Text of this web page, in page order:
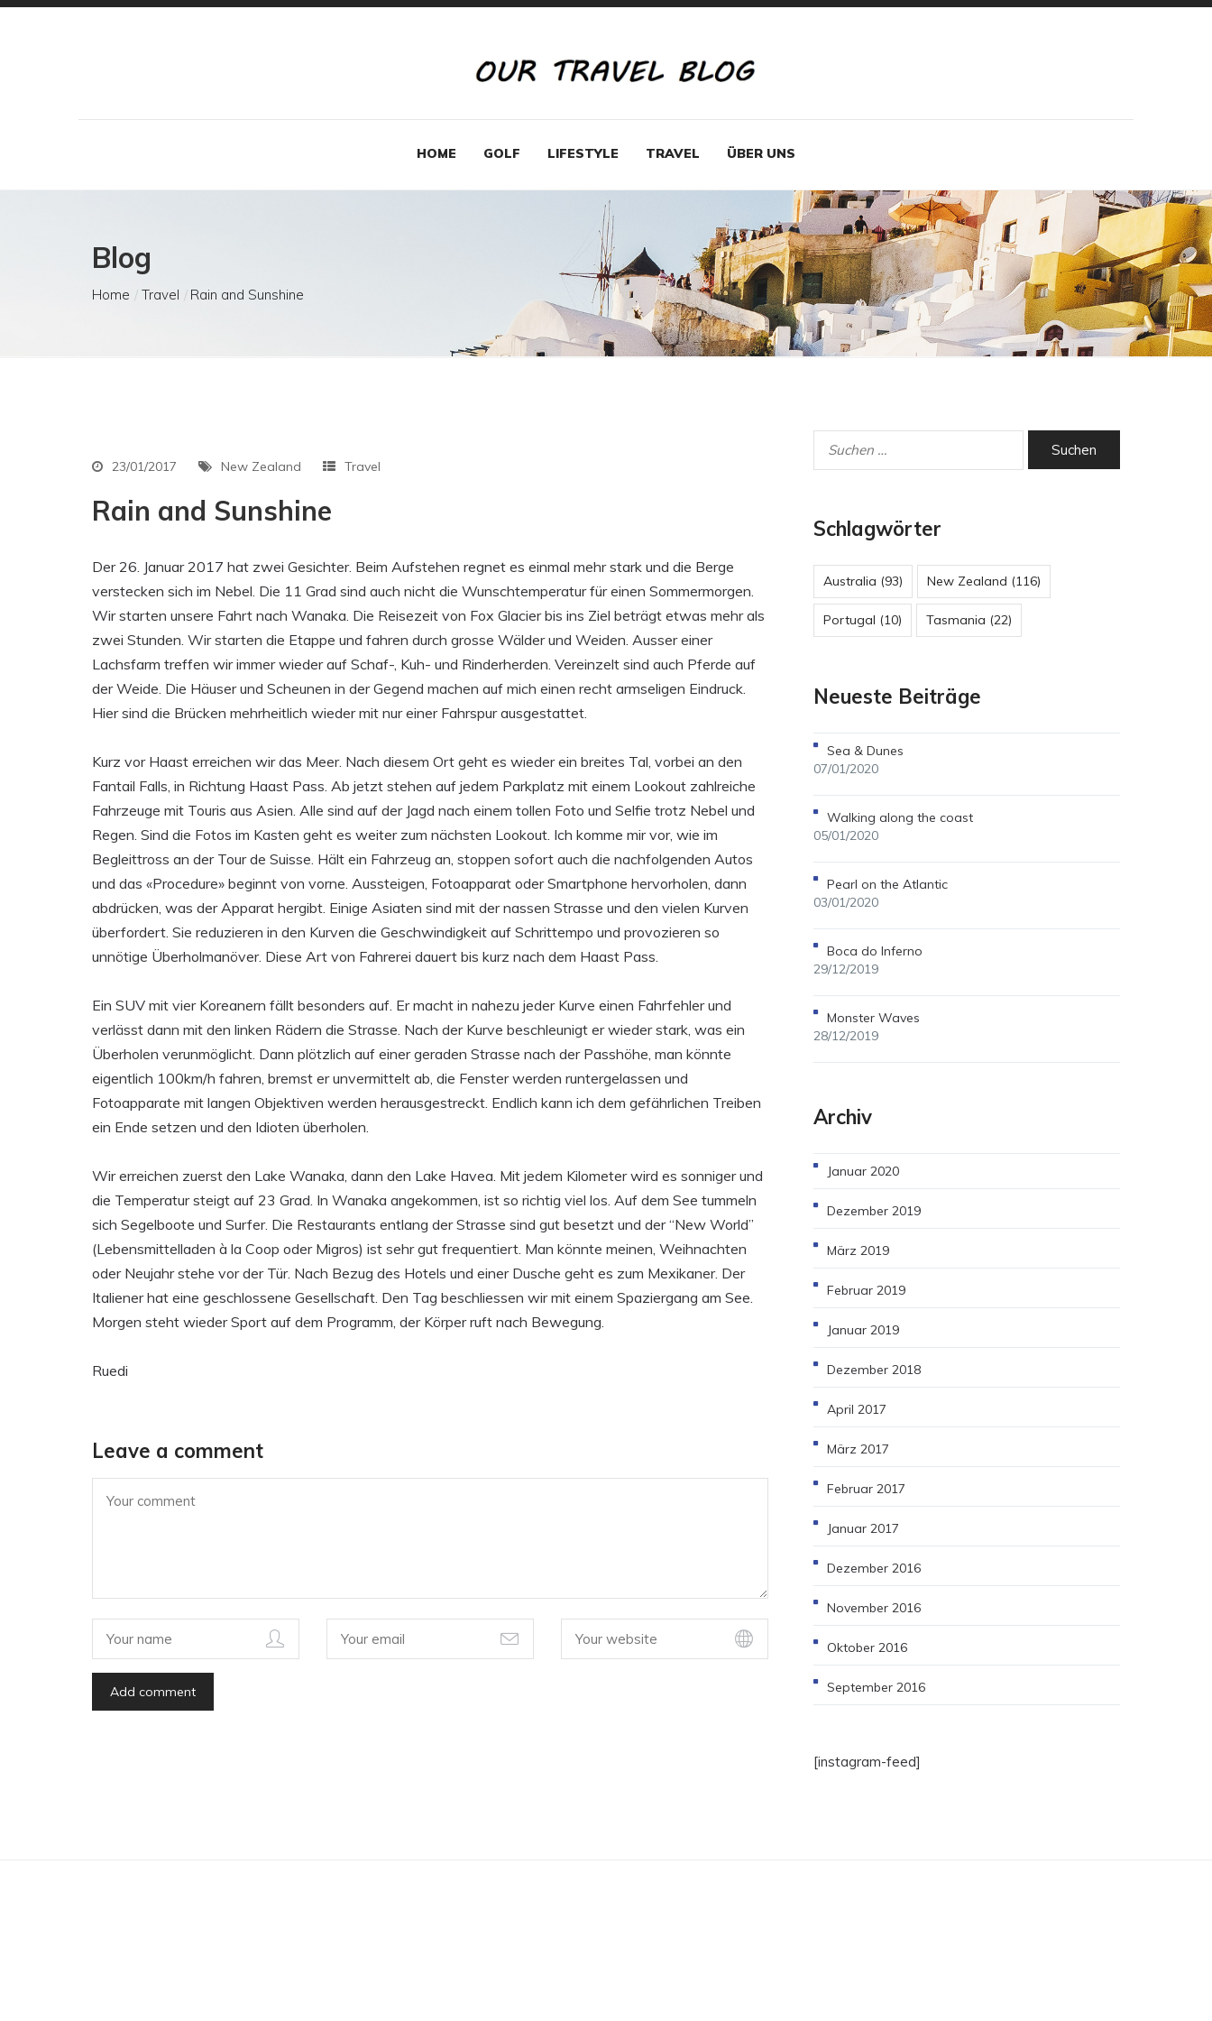
HOME GOLF LIFESTYLE TRAVEL ÜBER UNS
Blog
Home Travel Rain and Sunshine
23/01/2017 New Zealand Travel
Rain and Sunshine
Der 26. Januar 2017 hat zwei Gesichter. Beim Aufstehen regnet es einmal mehr stark und die Berge
verstecken sich im Nebel. Die 11 Grad sind auch nicht die Wunschtemperatur für einen Sommermorgen.
Wir starten unsere Fahrt nach Wanaka. Die Reisezeit von Fox Glacier bis ins Ziel beträgt etwas mehr als
zwei Stunden. Wir starten die Etappe und fahren durch grosse Wälder und Weiden. Ausser einer
Lachsfarm treffen wir immer wieder auf Schaf-, Kuh- und Rinderherden. Vereinzelt sind auch Pferde auf
der Weide. Die Häuser und Scheunen in der Gegend machen auf mich einen recht armseligen Eindruck.
Hier sind die Brücken mehrheitlich wieder mit nur einer Fahrspur ausgestattet.
Kurz vor Haast erreichen wir das Meer. Nach diesem Ort geht es wieder ein breites Tal, vorbei an den
Fantail Falls, in Richtung Haast Pass. Ab jetzt stehen auf jedem Parkplatz mit einem Lookout zahlreiche
Fahrzeuge mit Touris aus Asien. Alle sind auf der Jagd nach einem tollen Foto und Selfie trotz Nebel und
Regen. Sind die Fotos im Kasten geht es weiter zum nächsten Lookout. Ich komme mir vor, wie im
Begleittross an der Tour de Suisse. Hält ein Fahrzeug an, stoppen sofort auch die nachfolgenden Autos
und das «Procedure» beginnt von vorne. Aussteigen, Fotoapparat oder Smartphone hervorholen, dann
abdrücken, was der Apparat hergibt. Einige Asiaten sind mit der nassen Strasse und den vielen Kurven
überfordert. Sie reduzieren in den Kurven die Geschwindigkeit auf Schrittempo und provozieren so
unnötige Überholmanöver. Diese Art von Fahrerei dauert bis kurz nach dem Haast Pass.
Ein SUV mit vier Koreanern fällt besonders auf. Er macht in nahezu jeder Kurve einen Fahrfehler und
verlässt dann mit den linken Rädern die Strasse. Nach der Kurve beschleunigt er wieder stark, was ein
Überholen verunmöglicht. Dann plötzlich auf einer geraden Strasse nach der Passhöhe, man könnte
eigentlich 100km/h fahren, bremst er unvermittelt ab, die Fenster werden runtergelassen und
Fotoapparate mit langen Objektiven werden herausgestreckt. Endlich kann ich dem gefährlichen Treiben
ein Ende setzen und den Idioten überholen.
Wir erreichen zuerst den Lake Wanaka, dann den Lake Havea. Mit jedem Kilometer wird es sonniger und
die Temperatur steigt auf 23 Grad. In Wanaka angekommen, ist so richtig viel los. Auf dem See tummeln
sich Segelboote und Surfer. Die Restaurants entlang der Strasse sind gut besetzt und der “New World”
(Lebensmittelladen à la Coop oder Migros) ist sehr gut frequentiert. Man könnte meinen, Weihnachten
oder Neujahr stehe vor der Tür. Nach Bezug des Hotels und einer Dusche geht es zum Mexikaner. Der
Italiener hat eine geschlossene Gesellschaft. Den Tag beschliessen wir mit einem Spaziergang am See.
Morgen steht wieder Sport auf dem Programm, der Körper ruft nach Bewegung.
Ruedi
Leave a comment
Schlagwörter
Australia (93) New Zealand (116)
Portugal (10) Tasmania (22)
Neueste Beiträge
Sea & Dunes
07/01/2020
Walking along the coast
05/01/2020
Pearl on the Atlantic
03/01/2020
Boca do Inferno
29/12/2019
Monster Waves
28/12/2019
Archiv
Januar 2020
Dezember 2019
März 2019
Februar 2019
Januar 2019
Dezember 2018
April 2017
März 2017
Februar 2017
Januar 2017
Dezember 2016
November 2016
Oktober 2016
September 2016
[instagram-feed]